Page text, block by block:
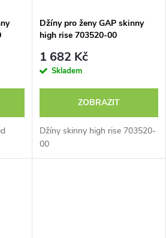
Džíny pro ženy GAP skinny
high rise 703520-00
1 682 Kč
Skladem
ZOBRAZIT
Džíny skinny high rise 703520-
00